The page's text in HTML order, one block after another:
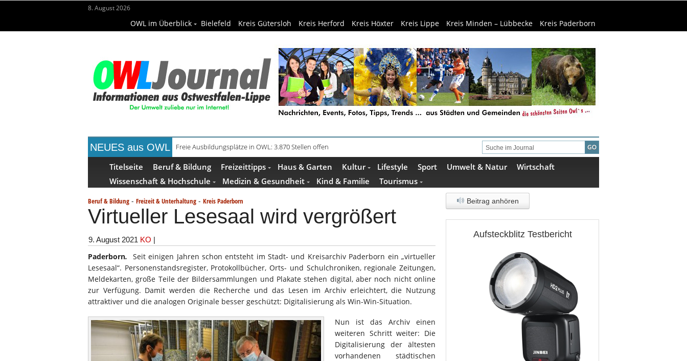
8. August 2026
OWL im Überblick Bielefeld Kreis Gütersloh Kreis Herford Kreis Höxter Kreis Lippe Kreis Minden – Lübbecke Kreis Paderborn
NEUES aus OWL Freie Ausbildungsplätze in OWL: 3.870 Stellen offen
Recyclingpapier in Küche und Bad schont Ressourcen
Titelseite Beruf & Bildung Freizeittipps Haus & Garten Kultur Lifestyle Sport Umwelt & Natur
Wirtschaft
Wissenschaft & Hochschule
Medizin & Gesundheit Kind & Familie Tourismus
Beruf & Bildung - Freizeit & Unterhaltung - Kreis Paderborn
Virtueller Lesesaal wird vergrößert
9. August 2021 KO |
Paderborn.
Seit einigen Jahren schon entsteht im Stadt- und Kreisarchiv Paderborn ein „virtueller
Lesesaal“. Personenstandsregister, Protokollbücher, Orts- und Schulchroniken, regionale Zeitungen,
Meldekarten, große Teile der Bildersammlungen und Plakate stehen digital, aber noch nicht online
zur Verfügung. Damit werden die Recherche und das Lesen im Archiv erleichtert, die Nutzung
attraktiver und die analogen Originale besser geschützt: Digitalisierung als Win-Win-Situation.
Nun ist das Archiv einen
weiteren Schritt weiter: Die
Digitalisierung der ältesten
vorhandenen städtischen
Beitrag anhören
Aufsteckblitz Testbericht